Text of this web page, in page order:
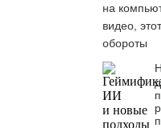
на
видео,
обороты